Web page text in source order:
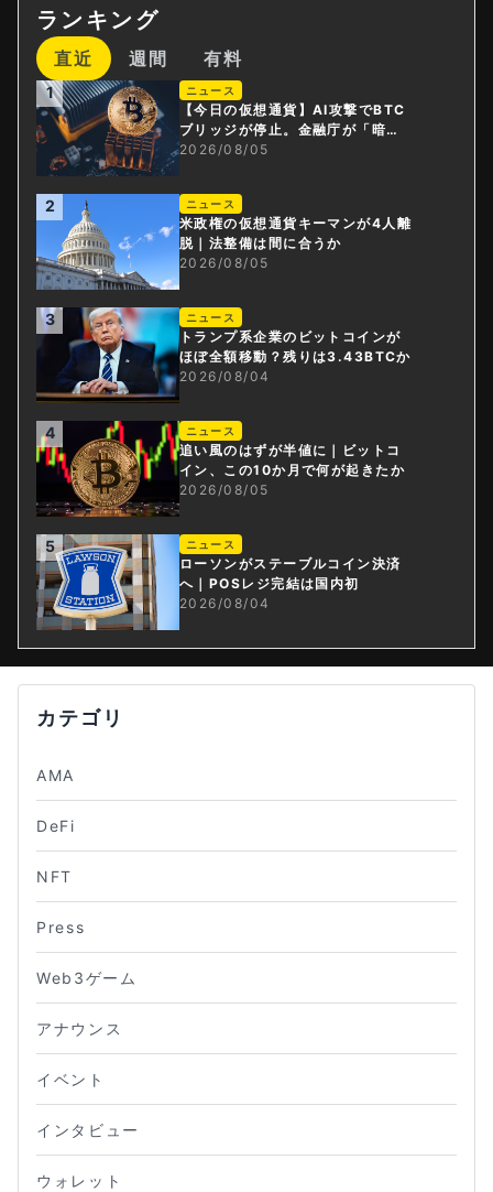
ランキング
直近 週間 有料
1 ニュース
【今日の仮想通貨】AI攻撃でBTC
ブリッジが停止。金融庁が「暗号
資産・ステーブルコイン課」新設
2026/08/05
2 ニュース
米政権の仮想通貨キーマンが4人離
脱｜法整備は間に合うか
2026/08/05
3 ニュース
トランプ系企業のビットコインが
ほぼ全額移動？残りは3.43BTCか
2026/08/04
4 ニュース
追い風のはずが半値に｜ビットコ
イン、この10か月で何が起きたか
2026/08/05
5 ニュース
ローソンがステーブルコイン決済
へ｜POSレジ完結は国内初
2026/08/04
カテゴリ
AMA
DeFi
NFT
Press
Web3ゲーム
アナウンス
イベント
インタビュー
ウォレット